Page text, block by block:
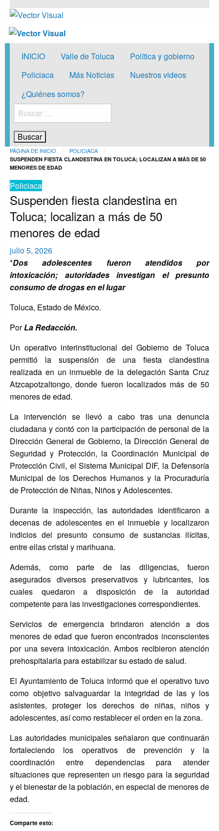
Vector Visual
Noticias y Producción Audiovisual
Vector Visual
Noticias y Producción Audiovisual
INICIO
Valle de Toluca
Política y gobierno
Policiaca
Más Noticias
Nuestros videos
¿Quiénes somos?
Buscar:
PÁGINA DE INICIO POLICIACA
SUSPENDEN FIESTA CLANDESTINA EN TOLUCA; LOCALIZAN A MÁS DE 50
MENORES DE EDAD
Policiaca
Suspenden fiesta clandestina en
Toluca; localizan a más de 50
menores de edad
Publicado
el
julio 5, 2026
*Dos adolescentes fueron atendidos por
intoxicación; autoridades investigan el presunto
consumo de drogas en el lugar
Toluca, Estado de México.
PorLa Redacción.
Un operativo interinstitucional del Gobierno de Toluca
permitió la suspensión de una fiesta clandestina
realizada en un inmueble de la delegación Santa Cruz
Atzcapotzaltongo, donde fueron localizados más de 50
menores de edad.
La intervención se llevó a cabo tras una denuncia
ciudadana y contó con la participación de personal de la
Dirección General de Gobierno, la Dirección General de
Seguridad y Protección, la Coordinación Municipal de
Protección Civil, el Sistema Municipal DIF, la Defensoría
Municipal de los Derechos Humanos y la Procuraduría
de Protección de Niñas, Niños y Adolescentes.
Durante la inspección, las autoridades identificaron a
decenas de adolescentes en el inmueble y localizaron
indicios del presunto consumo de sustancias ilícitas,
entre ellas cristal y marihuana.
Además, como parte de las diligencias, fueron
asegurados diversos preservativos y lubricantes, los
cuales quedaron a disposición de la autoridad
competente para las investigaciones correspondientes.
Servicios de emergencia brindaron atención a dos
menores de edad que fueron encontrados inconscientes
por una severa intoxicación. Ambos recibieron atención
prehospitalaria para estabilizar su estado de salud.
El Ayuntamiento de Toluca informó que el operativo tuvo
como objetivo salvaguardar la integridad de las y los
asistentes, proteger los derechos de niñas, niños y
adolescentes, así como restablecer el orden en la zona.
Las autoridades municipales señalaron que continuarán
fortaleciendo los operativos de prevención y la
coordinación entre dependencias para atender
situaciones que representen un riesgo para la seguridad
y el bienestar de la población, en especial de menores de
edad.
Comparte esto: